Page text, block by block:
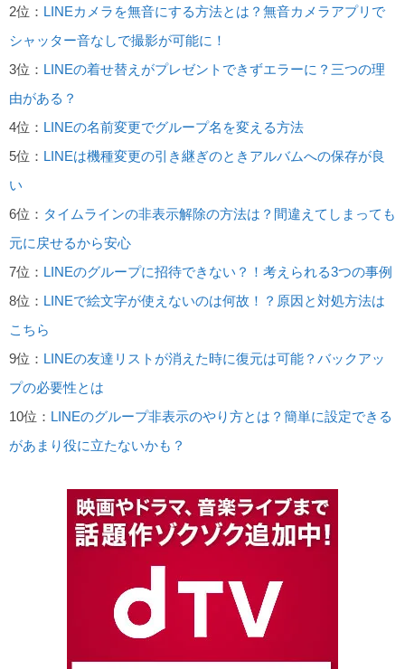
2位： LINEカメラを無音にする方法とは？無音カメラアプリで
シャッター音なしで撮影が可能に！
3位： LINEの着せ替えがプレゼントできずエラーに？三つの理
由がある？
4位： LINEの名前変更でグループ名を変える方法
5位： LINEは機種変更の引き継ぎのときアルバムへの保存が良
い
6位： タイムラインの非表示解除の方法は？間違えてしまっても
元に戻せるから安心
7位： LINEのグループに招待できない？！考えられる3つの事例
8位： LINEで絵文字が使えないのは何故！？原因と対処方法は
こちら
9位： LINEの友達リストが消えた時に復元は可能？バックアッ
プの必要性とは
10位： LINEのグループ非表示のやり方とは？簡単に設定できる
があまり役に立たないかも？